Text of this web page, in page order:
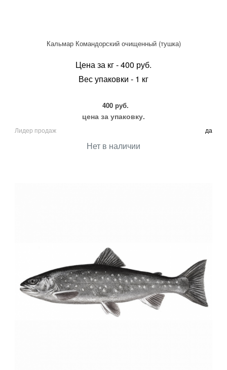
Кальмар Командорский очищенный (тушка)
Цена за кг - 400 руб.
Вес упаковки - 1 кг
400 руб.
цена за упаковку.
Лидер продаж да
Нет в наличии